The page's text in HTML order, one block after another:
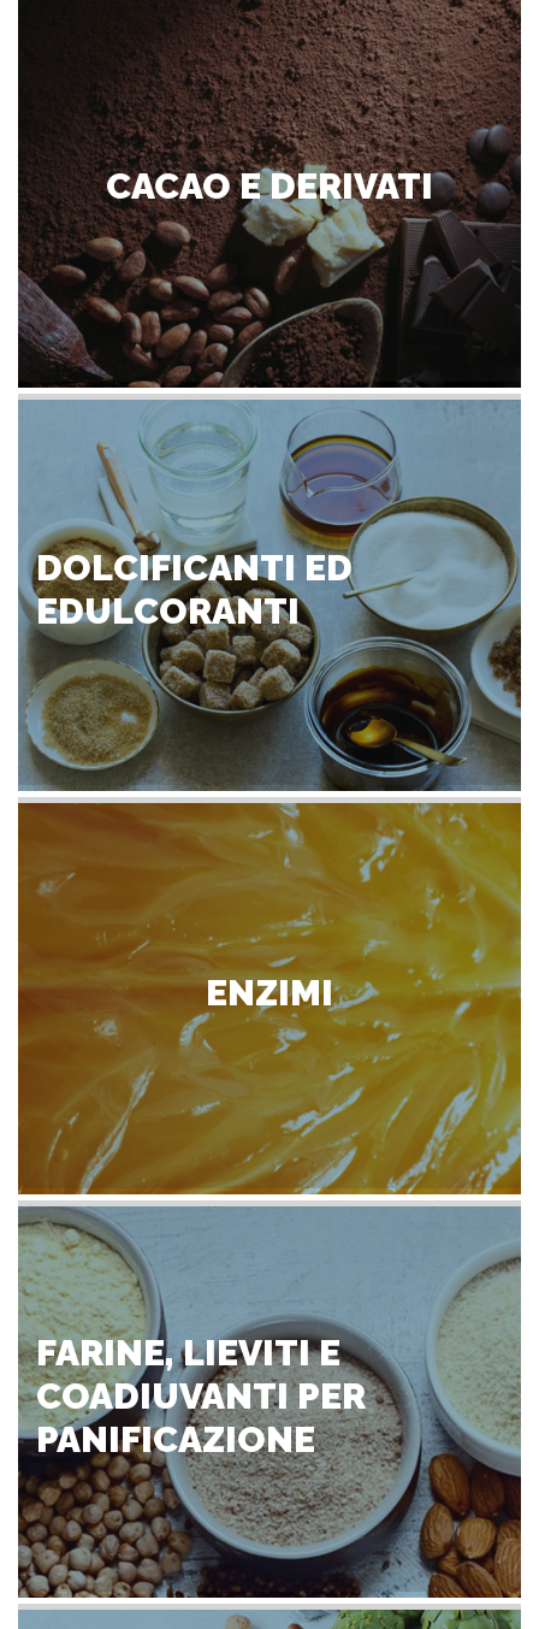
CACAO E DERIVATI
DOLCIFICANTI ED
EDULCORANTI
ENZIMI
FARINE, LIEVITI E
COADIUVANTI PER
PANIFICAZIONE